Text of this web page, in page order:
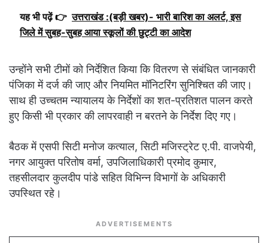
यह भी पढ़ें 👉 उत्तराखंड :(बड़ी खबर)- भारी बारिश का अलर्ट, इस
जिले में सुबह-सुबह आया स्कूलों की छुट्टी का आदेश
उन्होंने सभी टीमों को निर्देशित किया कि वितरण से संबंधित जानकारी
पंजिका में दर्ज की जाए और नियमित मॉनिटरिंग सुनिश्चित की जाए।
साथ ही उच्चतम न्यायालय के निर्देशों का शत-प्रतिशत पालन करते
हुए किसी भी प्रकार की लापरवाही न बरतने के निर्देश दिए गए।
बैठक में एसपी सिटी मनोज कत्याल, सिटी मजिस्ट्रेट ए.पी. वाजपेयी,
नगर आयुक्त परितोष वर्मा, उपजिलाधिकारी प्रमोद कुमार,
तहसीलदार कुलदीप पांडे सहित विभिन्न विभागों के अधिकारी
उपस्थित रहे।
ADVERTISEMENTS